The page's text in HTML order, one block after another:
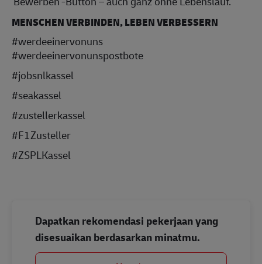
MENSCHEN VERBINDEN, LEBEN VERBESSERN
#werdeeinervonuns
#werdeeinervonunspostbote
#jobsnlkassel
#seakassel
#zustellerkassel
#F1Zusteller
#ZSPLKassel
Dapatkan rekomendasi pekerjaan yang
disesuaikan berdasarkan minatmu.